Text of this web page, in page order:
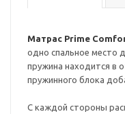
Матрас Prime
одно спальное место
пружина находится в
пружинного блока
С каждой стороны